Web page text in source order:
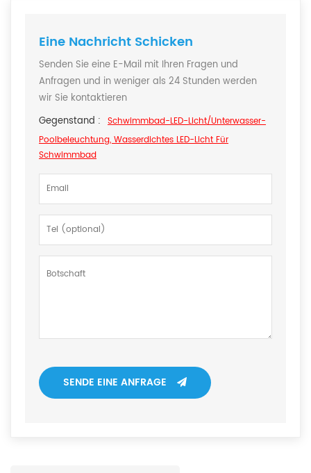
Eine Nachricht Schicken
Senden Sie eine E-Mail mit Ihren Fragen und
Anfragen und in weniger als 24 Stunden werden
wir Sie kontaktieren
Gegenstand : Schwimmbad-LED-Licht/Unterwasser-
Poolbeleuchtung, Wasserdichtes LED-Licht Für
Schwimmbad
SENDE EINE ANFRAGE